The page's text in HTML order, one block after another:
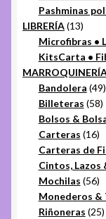
Pashminas
LIBRERÍA 1313
Microfibras •
KitsCarta •
Bandolera 49
Billeteras 5858
Bolsos &
Carteras 1616
Carteras de
Cintos, Lazos
Mochilas 5656
Monederos &
Riñoneras 2525